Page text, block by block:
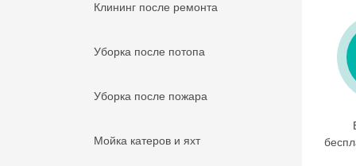
Клининг после ремонта
Уборка после потопа
Уборка после пожара
Мойка катеров и яхт